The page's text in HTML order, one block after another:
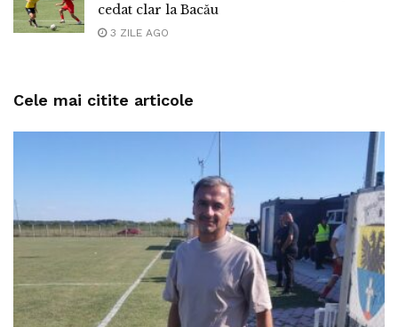
cedat clar la Bacău
3 ZILE AGO
Cele mai citite articole